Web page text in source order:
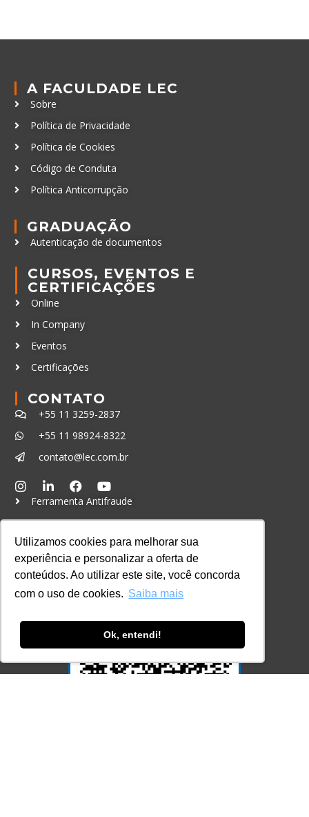
Utilizamos cookies para melhorar sua
experiência e personalizar a oferta de
conteúdos. Ao utilizar este site, você concorda
com o uso de cookies. Saiba mais
Ok, entendi!
A FACULDADE LEC
Sobre
Política de Privacidade
Política de Cookies
Código de Conduta
Política Anticorrupção
GRADUAÇÃO
Autenticação de documentos
CURSOS, EVENTOS E
CERTIFICAÇÕES
Online
In Company
Eventos
Certificações
CONTATO
+55 11 3259-2837
+55 11 98924-8322
contato@lec.com.br
Ferramenta Antifraude
Sistema e-MEC